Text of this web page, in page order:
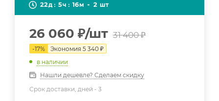
22д 5ч 16м 2 шт
26 060 ₽/шт 31 400₽
-17% Экономия 5 340 ₽
в наличии
Нашли дешевле? Сделаем скидку
Срок доставки, дней - 3